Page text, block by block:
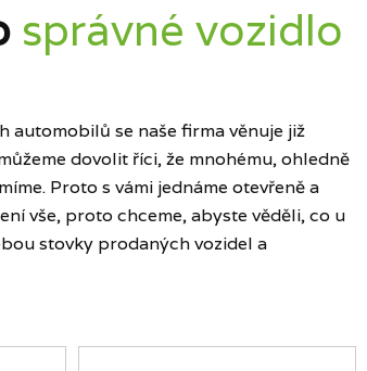
správné vozidlo
automobilů se naše firma věnuje již
dovolit říci, že mnohému, ohledně
Proto s vámi jednáme otevřeně a
vše, proto chceme, abyste věděli, co u
stovky prodaných vozidel a